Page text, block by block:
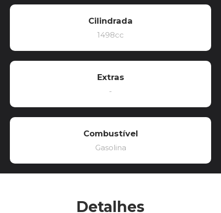
Cilindrada
1498cc
Extras
-
Combustível
Gasolina
Detalhes